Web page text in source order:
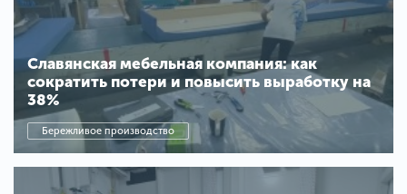
Славянская мебельная компания: как
сократить потери и повысить выработку на
38%
Бережливое производство